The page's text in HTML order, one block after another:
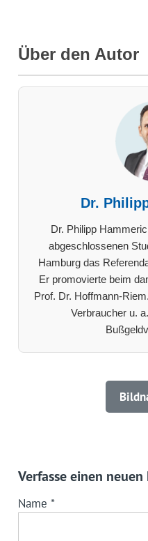
Über den Autor
Dr.
Dr. Philipp
abgeschlossenen
Hamburg das
Er promovierte beim
Prof. Dr. Hoffmann-
Verbraucher u.
Verfasse einen
Name *